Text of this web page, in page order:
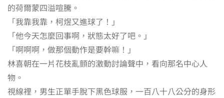
的荷爾蒙四溢喧騰。
「我靠我靠，柯煜又進球了！」
「他今天怎麼回事啊，狀態太好了吧。」
「啊啊啊，做那個動作是要幹嘛！」
林喜朝在一片花枝亂顫的激動討論聲中，看向那名中心人
物。
視線裡，男生正單手脫下黑色球服，一百八十八公分的身形